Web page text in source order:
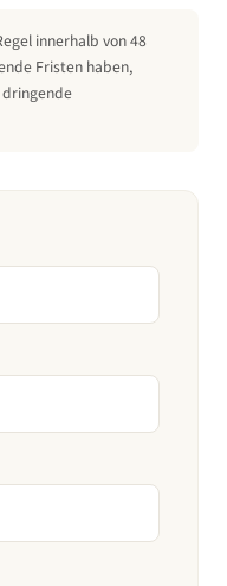
innerhalb von 48
Fristen haben,